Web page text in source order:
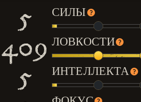
5 СИЛЫ
409 ЛОВКОСТИ
5 ИНТЕЛЛЕКТА